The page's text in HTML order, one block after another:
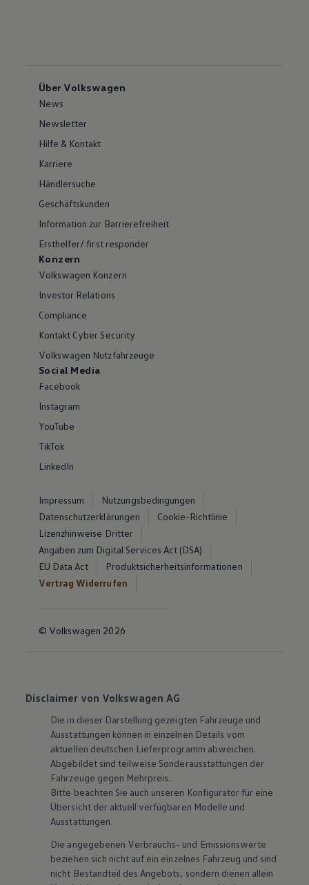
Über Volkswagen
News
Newsletter
Hilfe & Kontakt
Karriere
Händlersuche
Geschäftskunden
Information zur Barrierefreiheit
Ersthelfer/ first responder
Konzern
Volkswagen Konzern
Investor Relations
Compliance
Kontakt Cyber Security
Volkswagen Nutzfahrzeuge
Social Media
Facebook
Instagram
YouTube
TikTok
LinkedIn
Impressum
Nutzungsbedingungen
Datenschutzerklärungen
Cookie-Richtlinie
Lizenzhinweise Dritter
Angaben zum Digital Services Act (DSA)
EU Data Act
Produktsicherheitsinformationen
Vertrag Widerrufen
© Volkswagen 2026
Disclaimer von Volkswagen AG
Die in dieser Darstellung gezeigten Fahrzeuge und
Ausstattungen können in einzelnen Details vom
aktuellen deutschen Lieferprogramm abweichen.
Abgebildet sind teilweise Sonderausstattungen der
Fahrzeuge gegen Mehrpreis.
Bitte beachten Sie auch unseren Konfigurator für eine
Übersicht der aktuell verfügbaren Modelle und
Ausstattungen.
Die angegebenen Verbrauchs- und Emissionswerte
beziehen sich nicht auf ein einzelnes Fahrzeug und sind
nicht Bestandteil des Angebots, sondern dienen allein